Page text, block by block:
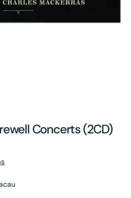
Concerts (2CD)